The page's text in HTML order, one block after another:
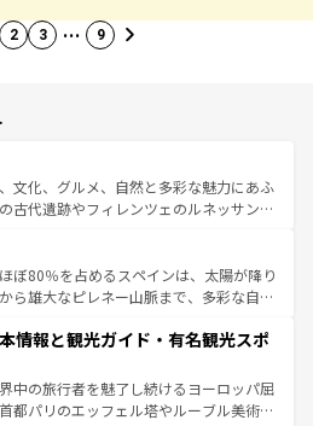
2 3 … 9
文化、グルメ、自然と多彩な魅力にあふ
の古代遺跡やフィレンツェのルネッサンス
の美しい田園風景やアマルフィ海岸の絶
も見逃せない。観光の合間には、本場の
、絶品のイタリア料理を堪能することも
リアで、忘れられない旅をしてみよう！
リア情報は
ぼ80％を占めるスペインは、太陽が降り
ら雄大なピレネー山脈まで、多彩な自然
国では、情熱的なフラメンコ、熱気あふ
美味しいタパスが生活の一部となってい
ドの洗練された雰囲気や、バルセロナの
角から、地方では古代ローマ遺跡や中世
情報と観光ガイド・有名観光スポ
中の旅行者を魅了し続けるヨーロッパ屈
都パリのエッフェル塔やルーブル美術館